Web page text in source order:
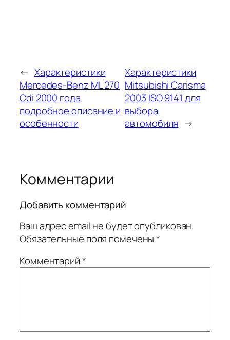
← Характеристики
Mercedes-Benz ML 270
Cdi 2000 года
подробное описание и
особенности
Характеристики
Mitsubishi Carisma
2003 ISO 9141 для
выбора
автомобиля →
Комментарии
Добавить комментарий
Ваш адрес email не будет опубликован.
Обязательные поля помечены*
Комментарий*